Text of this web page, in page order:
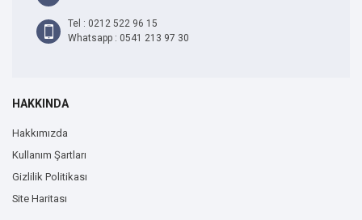
Tel : 0212 522 96 15
Whatsapp : 0541 213 97 30
HAKKINDA
Hakkımızda
Kullanım Şartları
Gizlilik Politikası
Site Haritası